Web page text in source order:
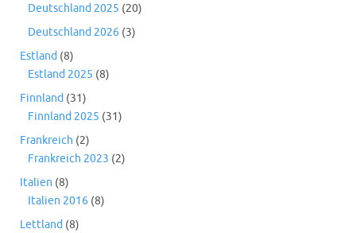
Deutschland 2025 (20)
Deutschland 2026 (3)
Estland (8)
Estland 2025 (8)
Finnland (31)
Finnland 2025 (31)
Frankreich (2)
Frankreich 2023 (2)
Italien (8)
Italien 2016 (8)
Lettland (8)